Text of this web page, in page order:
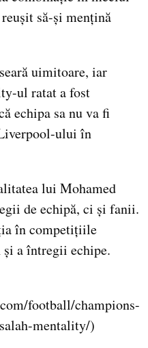
să-și mențină
uimitoare, iar
ul ratat a fost
echipa sa nu va fi
ului în
lui Mohamed
de echipă, ci și fanii.
în competițiile
a întregii echipe.
football/champions-
mentality/)